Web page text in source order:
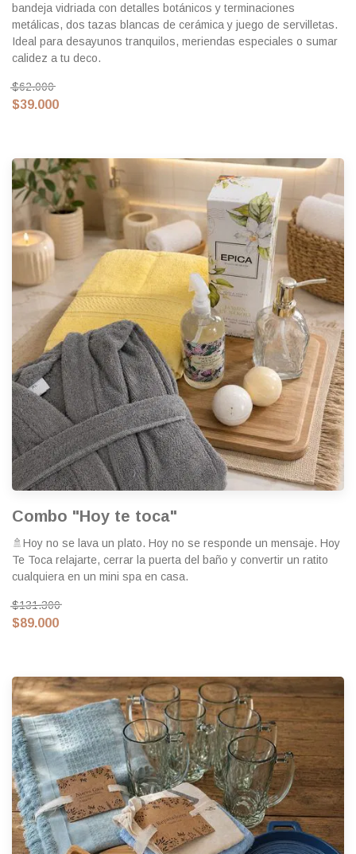
bandeja vidriada con detalles botánicos y terminaciones
metálicas, dos tazas blancas de cerámica y juego de servilletas.
Ideal para desayunos tranquilos, meriendas especiales o sumar
calidez a tu deco.
$62.000
$39.000
Combo "Hoy te toca"
🚿Hoy no se lava un plato. Hoy no se responde un mensaje. Hoy
Te Toca relajarte, cerrar la puerta del baño y convertir un ratito
cualquiera en un mini spa en casa.
$131.300
$89.000